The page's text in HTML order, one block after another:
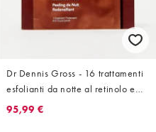
Dr Dennis Gross - 16 trattamenti
esfolianti da notte al retinolo e
acido ferulico
95,99 €